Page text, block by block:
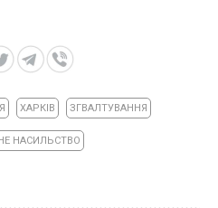
ХАРКІВ ЗГВАЛТУВАННЯ
НАСИЛЬСТВО